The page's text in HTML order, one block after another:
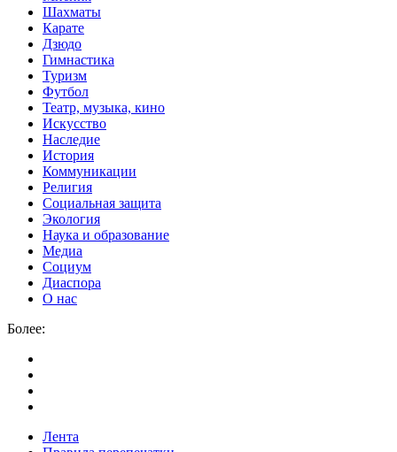
Шахматы
Карате
Дзюдо
Гимнастика
Туризм
Футбол
Театр, музыка, кино
Искусство
Наследие
История
Коммуникации
Религия
Социальная защита
Экология
Наука и образование
Медиа
Социум
Диаспора
О нас
Более:
Лента